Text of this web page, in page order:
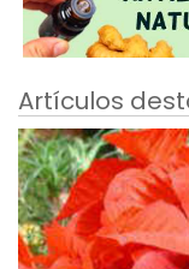
Artículos